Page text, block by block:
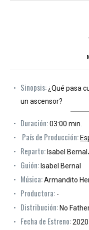
Sinopsis: ¿Qué pasa
un ascensor?
Duración:03:00 min.
País de Producción:
Reparto: Isabel
Guión: Isabel Bernal
Música:Armandito
Productora: -
Distribución: No
Fecha de Estreno: